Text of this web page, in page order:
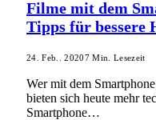
Filme mit dem
Tipps für bessere
24. Feb.. 20207 Min. Lesezeit
Wer mit dem
bieten sich heute mehr
Smartphone…